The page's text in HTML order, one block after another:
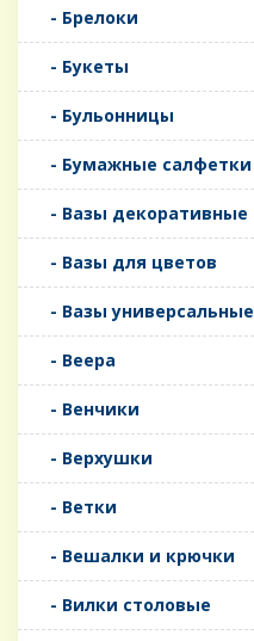
- Брелоки
- Букеты
- Бульонницы
- Бумажные салфетки
- Вазы декоративные
- Вазы для цветов
- Вазы универсальные
- Веера
- Венчики
- Верхушки
- Ветки
- Вешалки и крючки
- Вилки столовые